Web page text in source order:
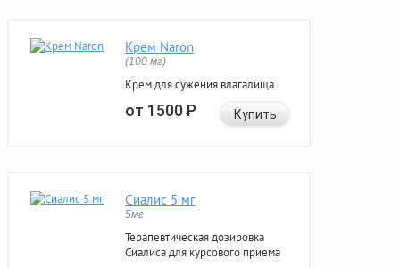
Крем Naron
(100 мг)
Крем для сужения влагалища
от 1500Р Купить
Сиалис 5 мг
5мг
Терапевтическая дозировка
Сиалиса для курсового приема